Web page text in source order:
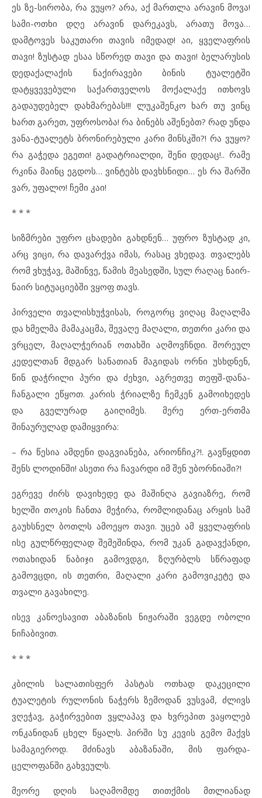
ეს ზე-სირობა, რა ვუყო? არა, აქ მართლა არავინ მოვა!
სამი-ოთხი დღე არავინ დარეკავს, არათუ მოვა…
დამტოვეს საკუთარი თავის იმედად! აი, ყველაფრის
თავი! ზუსტად ესაა სწორედ თავი და თავი! ბელარუსის
დედაქალაქის ნაქირავები ბინის ტუალეტში
დატყვევებული საქართველოს მოქალაქე ითხოვს
გადაუდებელ დახმარებას!!! ლუკაშენკო ხარ თუ ვინც
ხართ გარეთ, უფროსობა! რა ბინებს აშენებთ? რად უნდა
ვანა-ტუალეტს ბრონირებული კარი მინსკში?! რა ვუყო?
რა გაჭედა ეგეთი! გადატრიალდი, შენი დედაც!.. რამე
რკინა მაინც ეგდოს… ვინტებს დავხსნიდი… ეს რა შარში
ვარ, უფალო! ჩემი კაი!
* * *
სიზმრები უფრო ცხადები გახდნენ… უფრო ზუსტად კი,
არც ვიცი, რა დავარქვა იმას, რასაც ვხედავ. თვალებს
რომ ვხუჭავ, მაშინვე, წამის მეასედში, სულ რაღაც ნაირ-
ნაირ სიტუაციებში ვყოფ თავს.
პირველი თვალისხუჭვისას, როგორც ვიღაც მაღალმა
და ხმელმა მამაკაცმა, შევაღე მაღალი, თეთრი კარი და
ვრცელ, მაღალჭერიან ოთახში აღმოვჩნდი. შორეულ
კედელთან მდგარ სანათიან მაგიდას ორნი უსხდნენ,
წინ დაჭრილი პური და ძეხვი, აგრეთვე თეფშ-დანა-
ჩანგალი ეწყოთ. კარის ჭრიალზე ჩემკენ გამოიხედეს
და გველურად გაიღიმეს. მერე ერთ-ერთმა
შინაურულად დამიყვირა:
– რა წესია ამდენი დაგვიანება, არიონჩიკ?!. გავწყდით
შენს ლოდინში! ასეთი რა ჩავარდი იმ შენ უბორნიაში?!
ეგრევე ძირს დავიხედე და მაშინღა გავიაზრე, რომ
ხელში თოკის ჩანთა მეჭირა, რომლიდანაც არყის სამ
გაუხსნელ ბოთლს ამოეყო თავი. უცებ ამ ყველაფრის
ისე გულწრფელად შემეშინდა, რომ უკან გადავქანდი,
ოთახიდან ნაბიჯი გამოვდგი, ზღურბლს სწრაფად
გამოვცდი, ის თეთრი, მაღალი კარი გამოვიკეტე და
თვალი გავახილე.
ისევ კანოესავით აბაზანის ნიჟარაში ვეგდე ობოლი
ნიჩაბივით.
* * *
კბილის სალათისფერ პასტას ოთხად დაკეცილი
ტუალეტის რულონის ნაჭერს ზემოდან ვუსვამ, ძლივს
ვღეჭავ, გაჭირვებით ვყლაპავ და ხვრეპით ვაყოლებ
ონკანიდან ცხელ წყალს. პირში სუ კევის გემო მაქვს
სამაგიეროდ. მძინავს აბაზანაში, მის ფარდა-
ცელოფანში გახვეულს.
მეორე დღის საღამომდე თითქმის მთლიანად